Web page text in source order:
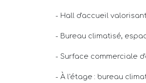
- Hall d'accueil
- Bureau climatisé,
- Surface commerciale
- À l'étage : bureau